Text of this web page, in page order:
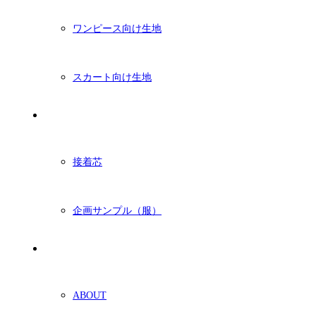
ワンピース向け生地
スカート向け生地
接着芯
企画サンプル（服）
ABOUT